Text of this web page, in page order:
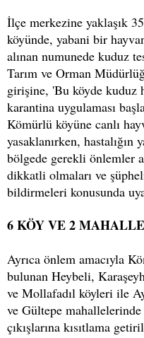
İlçe merkezine yaklaşık
köyünde, yabani bir
alınan numunede kuduz
Tarım ve Orman
girişine, 'Bu köyde kuduz
karantina uygulaması
Kömürlü köyüne canlı
yasaklanırken, hastalığın
bölgede gerekli önlemler
dikkatli olmaları ve
bildirmeleri konusunda
6 KÖY VE 2
Ayrıca önlem amacıyla
bulunan Heybeli,
ve Mollafadıl köyleri ile
ve Gültepe
çıkışlarına kısıtlama